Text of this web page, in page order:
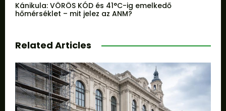
Kánikula: VÖRÖS KÓD és 41°C-ig emelkedő
hőmérséklet – mit jelez az ANM?
Related Articles